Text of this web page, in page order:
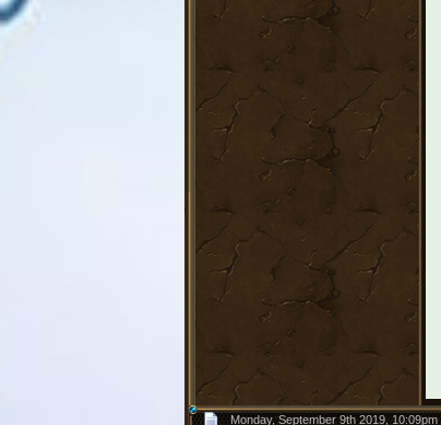
Monday, September 9th 2019, 10:09pm